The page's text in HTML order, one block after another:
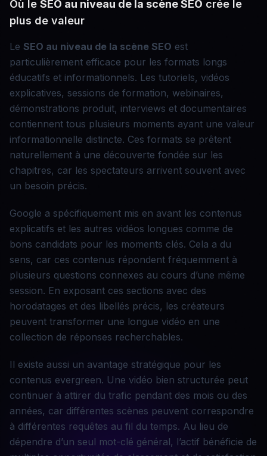
Où le SEO au niveau de la scèneSEO crée le
plus de valeur
Le SEO au niveau de la scène SEO est
particulièrement efficace pour les formats longs
éducatifs et informationnels. Les tutoriels, vidéos
explicatives, sessions de formation, webinaires,
démonstrations produit, interviews et documentaires
contiennent tous plusieurs moments ayant une valeur
informationnelle distincte. Ces formats se prêtent
naturellement à une découverte fondée sur les
chapitres, car les spectateurs arrivent souvent avec
un besoin précis.
Google a spécifiquement mis en avant les contenus
explicatifs et les autres vidéos longues comme de
bons candidats pour les moments clés. Cela a du
sens, car ces contenus répondent fréquemment à
plusieurs questions connexes au cours d’une même
session. En exposant ces sections avec des
horodatages et des libellés précis, les créateurs
peuvent transformer une longue vidéo en une
collection de réponses recherchables.
Il existe aussi un avantage stratégique pour les
contenus evergreen. Une vidéo bien structurée peut
continuer à attirer du trafic pendant des mois ou des
années, car différentes scènes peuvent correspondre
à différentes requêtes au fil du temps. Au lieu de
dépendre d’un seul mot-clé général, l’actif bénéficie de